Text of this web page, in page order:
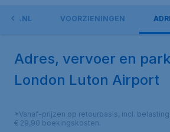
VOORZIENINGEN
Adres, vervoer en
London Luton Airport
*Vanaf-prijzen op retourbasis, incl.
€ 29,90 boekingskosten.